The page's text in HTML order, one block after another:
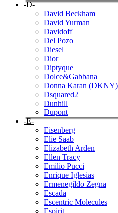
-D-
David Beckham
David Yurman
Davidoff
Del Pozo
Diesel
Dior
Diptyque
Dolce&Gabbana
Donna Karan (DKNY)
Dsquared2
Dunhill
Dupont
-E-
Eisenberg
Elie Saab
Elizabeth Arden
Ellen Tracy
Emilio Pucci
Enrique Iglesias
Ermenegildo Zegna
Escada
Escentric Molecules
Espirit